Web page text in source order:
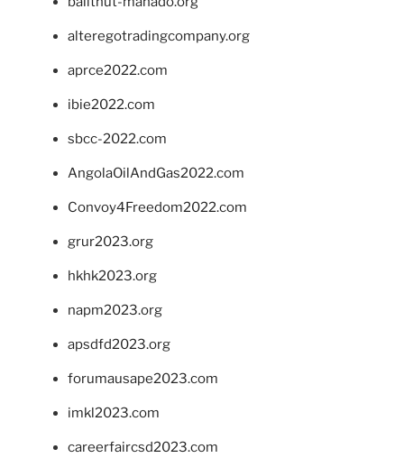
alteregotradingcompany.org
aprce2022.com
ibie2022.com
sbcc-2022.com
AngolaOilAndGas2022.com
Convoy4Freedom2022.com
grur2023.org
hkhk2023.org
napm2023.org
apsdfd2023.org
forumausape2023.com
imkl2023.com
careerfaircsd2023.com